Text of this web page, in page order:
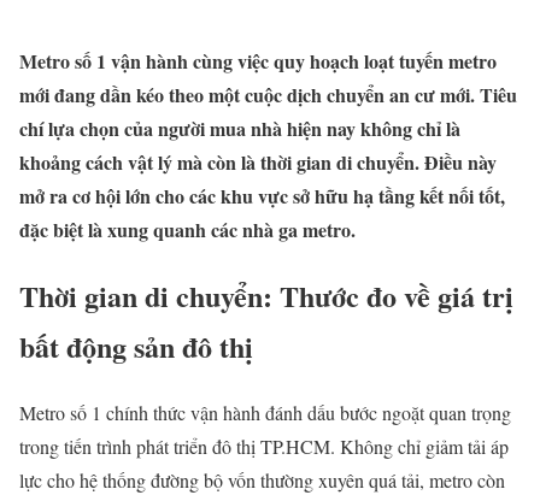
Metro số 1 vận hành cùng việc quy hoạch loạt tuyến metro
mới đang dần kéo theo một cuộc dịch chuyển an cư mới. Tiêu
chí lựa chọn của người mua nhà hiện nay không chỉ là
khoảng cách vật lý mà còn là thời gian di chuyển. Điều này
mở ra cơ hội lớn cho các khu vực sở hữu hạ tầng kết nối tốt,
đặc biệt là xung quanh các nhà ga metro.
Thời gian di chuyển: Thước đo về giá trị
bất động sản đô thị
Metro số 1 chính thức vận hành đánh dấu bước ngoặt quan trọng
trong tiến trình phát triển đô thị TP.HCM. Không chỉ giảm tải áp
lực cho hệ thống đường bộ vốn thường xuyên quá tải, metro còn